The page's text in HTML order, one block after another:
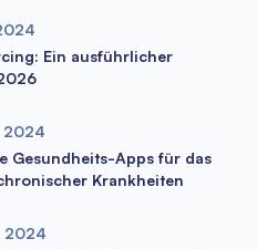
Ein ausführlicher
2024
Gesundheits-Apps für das
Krankheiten
2024